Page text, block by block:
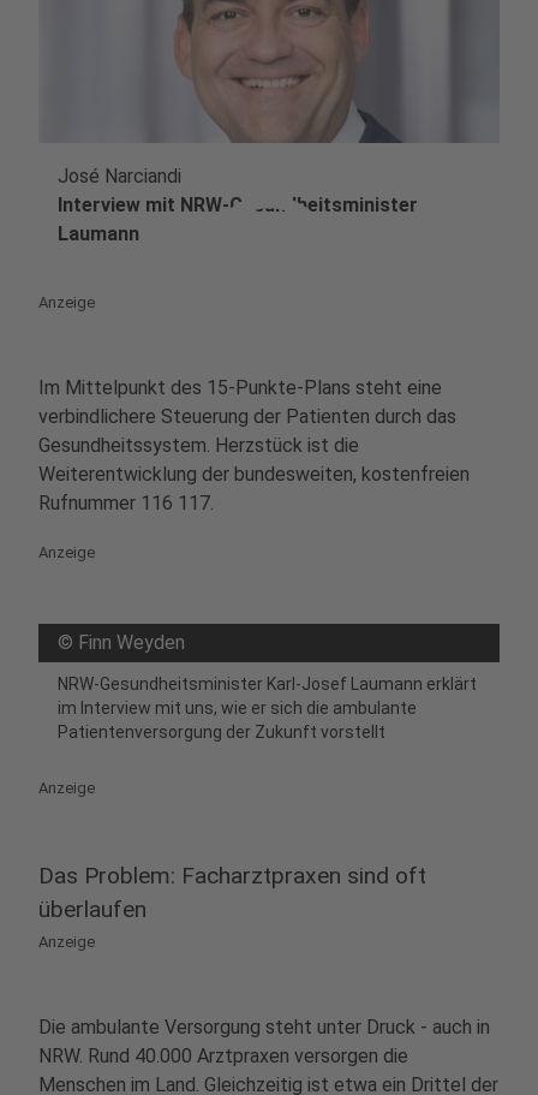
play_circle
José Narciandi
Interview mit NRW-Gesundheitsminister
Laumann
Anzeige
Im Mittelpunkt des 15-Punkte-Plans steht eine
verbindlichere Steuerung der Patienten durch das
Gesundheitssystem. Herzstück ist die
Weiterentwicklung der bundesweiten, kostenfreien
Rufnummer 116 117.
Anzeige
© Finn Weyden
NRW-Gesundheitsminister Karl-Josef Laumann erklärt
im Interview mit uns, wie er sich die ambulante
Patientenversorgung der Zukunft vorstellt
Anzeige
Das Problem: Facharztpraxen sind oft
überlaufen
Anzeige
Die ambulante Versorgung steht unter Druck - auch in
NRW. Rund 40.000 Arztpraxen versorgen die
Menschen im Land. Gleichzeitig ist etwa ein Drittel der